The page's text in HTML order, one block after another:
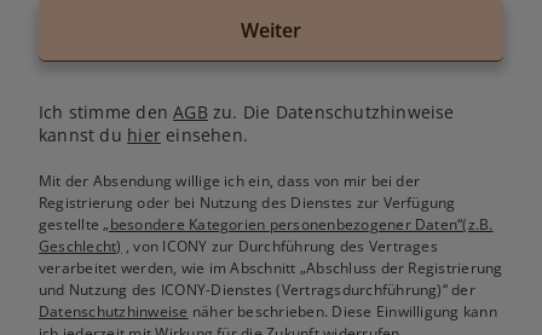
Weiter
Ich stimme denAGB zu. Die Datenschutzhinweise
kannst du hiereinsehen.
Mit der Absendung willige ich ein, dass von mir bei der
Registrierung oder bei Nutzung des Dienstes zur Verfügung
gestellte„besondere Kategorien personenbezogener Daten“(z.B.
Geschlecht) , von ICONY zur Durchführung des Vertrages
verarbeitet werden, wie im Abschnitt „Abschluss der Registrierung
und Nutzung des ICONY-Dienstes (Vertragsdurchführung)“ der
Datenschutzhinweise näher beschrieben. Diese Einwilligung kann